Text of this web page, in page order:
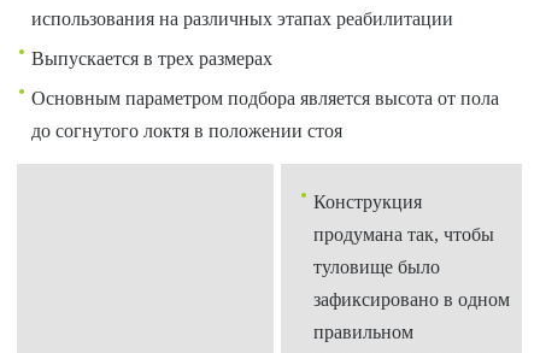
использования на различных этапах реабилитации
Выпускается в трех размерах
Основным параметром подбора является высота от пола
до согнутого локтя в положении стоя
Конструкция
продумана так, чтобы
туловище было
зафиксировано в одном
правильном